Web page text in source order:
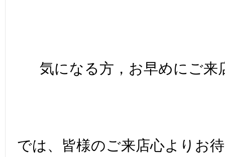
気になる方，お早めにご来
では、皆様のご来店心よりお